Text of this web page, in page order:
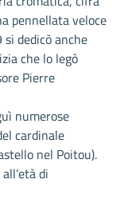
pennellata veloce
dedicò anche
che lo legò
Pierre
numerose
cardinale
nel Poitou).
di